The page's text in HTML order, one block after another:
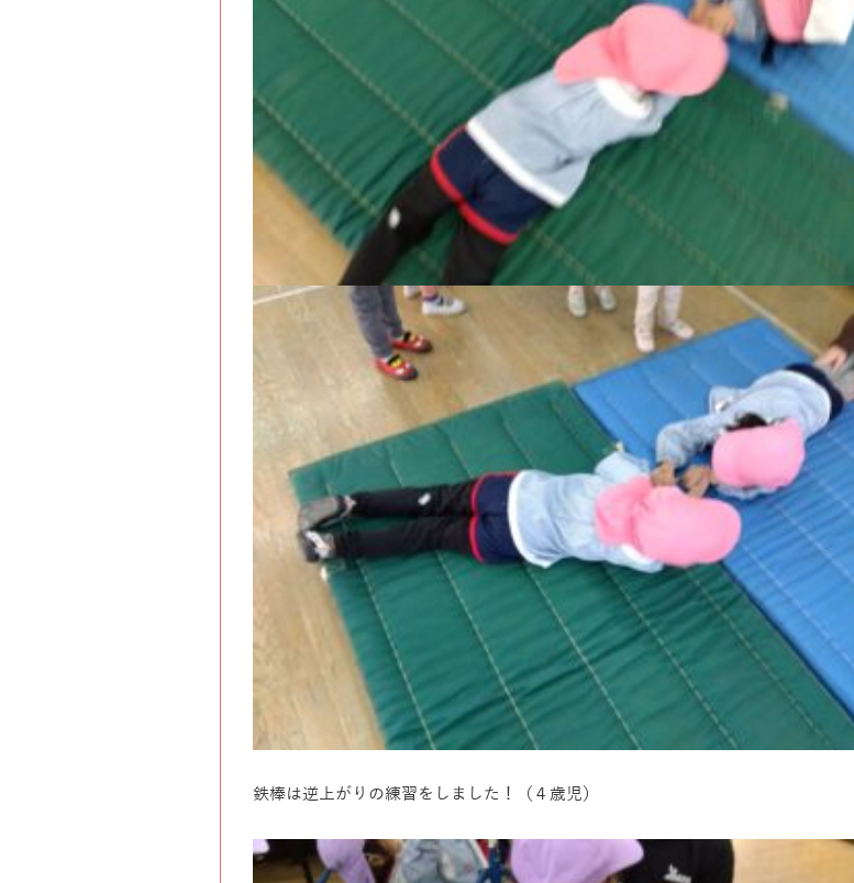
鉄棒は逆上がりの練習をしました！（４歳児）